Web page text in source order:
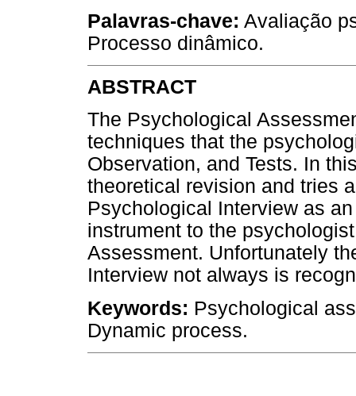
Palavras-chave: Avaliação
Processo dinâmico.
ABSTRACT
The Psychological
techniques that the
Observation, and Tests. In
theoretical revision and tries
Psychological Interview as
instrument to the
Assessment. Unfortunately
Interview not always is
Keywords: Psychological
Dynamic process.